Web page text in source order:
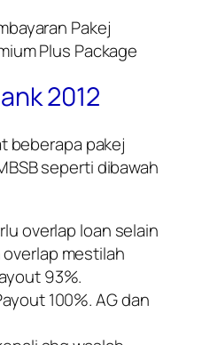
Pakej
Plus Package
2012
beberapa pakej
seperti dibawah
overlap loan selain
overlap mestilah
93%.
100%. AG dan